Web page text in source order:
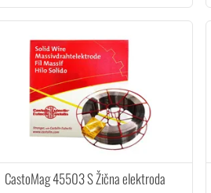
CastoMag 45503 S Žična elektroda